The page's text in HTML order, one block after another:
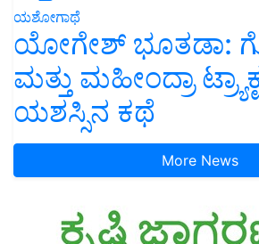
ಯಶೋಗಾಥೆ
ಯೋಗೇಶ್ ಭೂತಡಾ:
ಮತ್ತು ಮಹೀಂದ್ರಾ
ಯಶಸ್ಸಿನ ಕಥೆ
More News